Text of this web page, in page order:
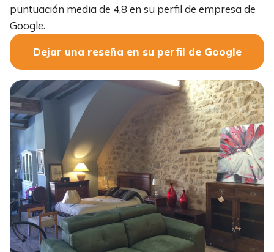
puntuación media de 4,8 en su perfil de empresa de
Google.
Dejar una reseña en su perfil de Google